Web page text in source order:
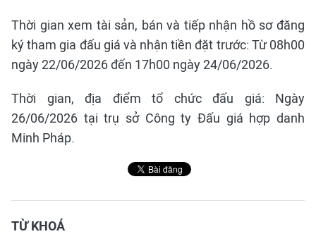
Thời gian xem tài sản, bán và tiếp nhận hồ sơ đăng
ký tham gia đấu giá và nhận tiền đặt trước: Từ 08h00
ngày 22/06/2026 đến 17h00 ngày 24/06/2026.
Thời gian, địa điểm tổ chức đấu giá: Ngày
26/06/2026 tại trụ sở Công ty Đấu giá hợp danh
Minh Pháp.
TỪ KHOÁ